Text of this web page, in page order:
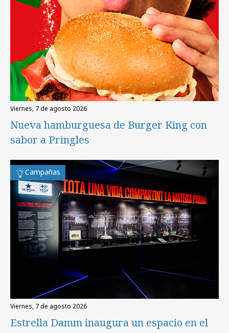
viernes, 7 de agosto 2026
Nueva hamburguesa de Burger King con
sabor a Pringles
Campañas
viernes, 7 de agosto 2026
Estrella Damm inaugura un espacio en el